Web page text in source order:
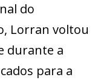
do
Lorran voltou
durante a
para a